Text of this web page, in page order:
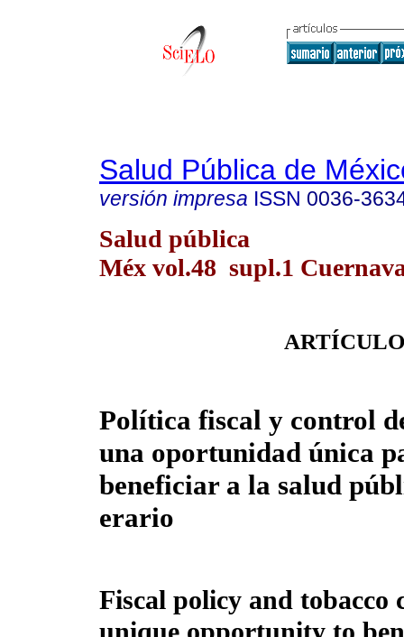
Salud Pública de
versión impresa ISSN 0036-
Salud pública
Méx vol.48 supl.1
Política fiscal y control
una oportunidad única
beneficiar a la salud
erario
Fiscal policy and tobacco